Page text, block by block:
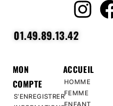
01.49.89.13.42
MON
COMPTE
S’ENREGISTRER
ACCUEIL
HOMME
FEMME
ENFANT